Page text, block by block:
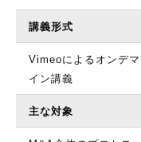
講義形式
Vimeoによるオンデ
イン講義
主な対象